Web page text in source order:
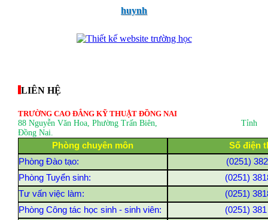
huynh
LIÊN HỆ
TRƯỜNG CAO ĐẲNG KỸ THUẬT ĐỒNG NAI
88 Nguyễn Văn Hoa, Phường Trấn Biên , Tỉnh
Đồng Nai.
Phòng chuyên môn
Số điện
Phòng Đào tạo:
(0251)
Phòng Tuyển sinh:
(0251)
Tư vấn việc làm:
(0251)
Phòng Công tác học sinh - sinh viên:
(0251)